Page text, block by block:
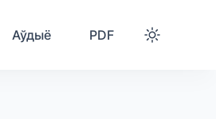
Аўдыё PDF